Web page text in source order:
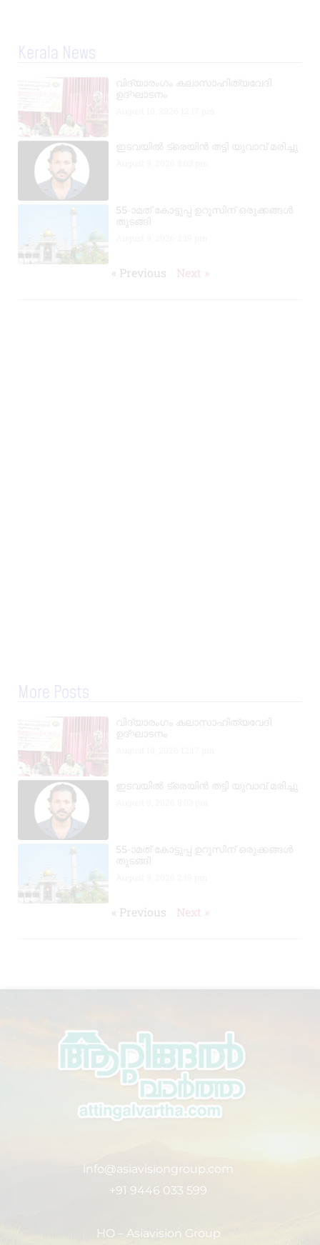
Kerala News
വിദ്യാരംഗം കലാസാഹിത്യവേദി
ഉദ്ഘാടനം
ഇടവയിൽ ട്രെയിൻ തട്ടി യുവാവ് മരിച്ചു
55-ാമത് കോട്ടുപ്പ ഉറൂസിന് ഒരുക്കങ്ങൾ
തുടങ്ങി
« Previous Next »
More Posts
വിദ്യാരംഗം കലാസാഹിത്യവേദി
ഉദ്ഘാടനം
ഇടവയിൽ ട്രെയിൻ തട്ടി യുവാവ് മരിച്ചു
55-ാമത് കോട്ടുപ്പ ഉറൂസിന് ഒരുക്കങ്ങൾ
തുടങ്ങി
« Previous Next »
info@asiavisiongroup.com
+91 9446 033 599
HO – Asiavision Group